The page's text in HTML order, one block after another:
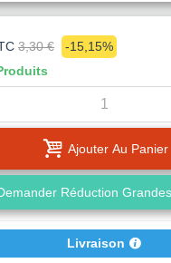
3,30 €
-15,15%
Ajouter Au Panier
Réduction
Livraison